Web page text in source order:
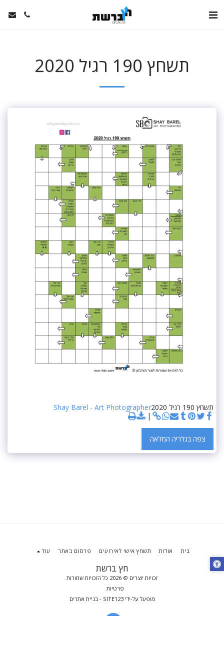
תשחץ 190 רגיל 2020
תשחץ 190 רגיל 2020 Shay Barel - Art Photographer
צפה בגלריה המלאה
חץ ברשת
זכויות יוצרים © 2026 כל הזכויות שמורות
פרטיות
מופעל על-ידיSITE123
-בניית אתרים
בית אודות תשחץ אישי לאירועים פרסום באתר עוד